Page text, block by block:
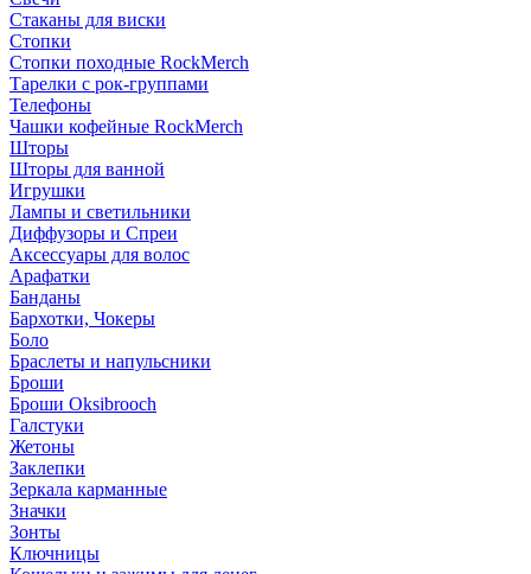
Стаканы для виски
Стопки
Стопки походные RockMerch
Тарелки с рок-группами
Телефоны
Чашки кофейные RockMerch
Шторы
Шторы для ванной
Игрушки
Лампы и светильники
Диффузоры и Спреи
Аксессуары для волос
Арафатки
Банданы
Бархотки, Чокеры
Боло
Браслеты и напульсники
Броши
Броши Oksibrooch
Галстуки
Жетоны
Заклепки
Зеркала карманные
Значки
Зонты
Ключницы